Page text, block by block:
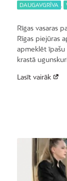
DAUGAVGRĪVA
Rīgas vasaras
Rīgas piejūras
apmeklēt īpašu
krastā
Lasīt vairāk